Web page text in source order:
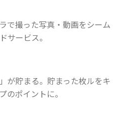
で撮った写真・動画をシーム
サービス。
が貯まる。貯まった枚ルをキ
のポイントに。